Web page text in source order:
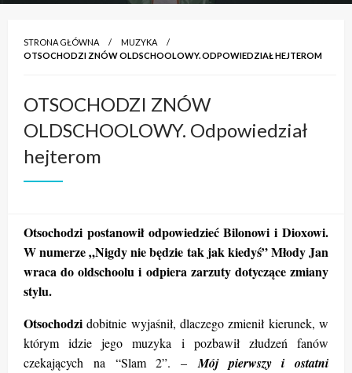
STRONA GŁÓWNA
MUZYKA
OTSOCHODZI ZNÓW OLDSCHOOLOWY. ODPOWIEDZIAŁ HEJTEROM
OTSOCHODZI ZNÓW
OLDSCHOOLOWY. Odpowiedział
hejterom
Otsochodzi postanowił odpowiedzieć Bilonowi i Dioxowi.
W numerze „Nigdy nie będzie tak jak kiedyś” Młody Jan
wraca do oldschoolu i odpiera zarzuty dotyczące zmiany
stylu.
Otsochodzi dobitnie wyjaśnił, dlaczego zmienił kierunek, w
którym idzie jego muzyka i pozbawił złudzeń fanów
czekających na “Slam 2”. – Mój pierwszy i ostatni